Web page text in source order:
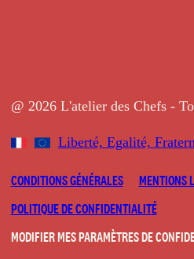
@ 2026 L'atelier des Chefs -
Liberté, Egalité,
CONDITIONS GÉNÉRALES
MENTIONS
POLITIQUE DE CONFIDENTIALITÉ
MODIFIER MES PARAMÈTRES DE